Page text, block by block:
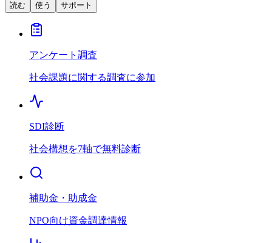
読む 使う サポート
アンケート調査
社会課題に関する調査に参加
SDI診断
社会構想を7軸で無料診断
補助金・助成金
NPO向け資金調達情報